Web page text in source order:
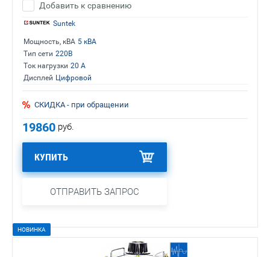
Добавить к сравнению
Suntek
Мощность, кВА 5 кВА
Тип сети 220В
Ток нагрузки 20 А
Дисплей Цифровой
СКИДКА - при обращении
19860 руб.
КУПИТЬ
ОТПРАВИТЬ ЗАПРОС
НОВИНКА